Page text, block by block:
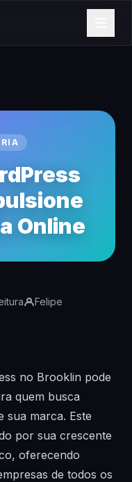
Online
Felipe
no Brooklin pode
quem busca
sua marca. Este
por sua crescente
oferecendo
de todos os